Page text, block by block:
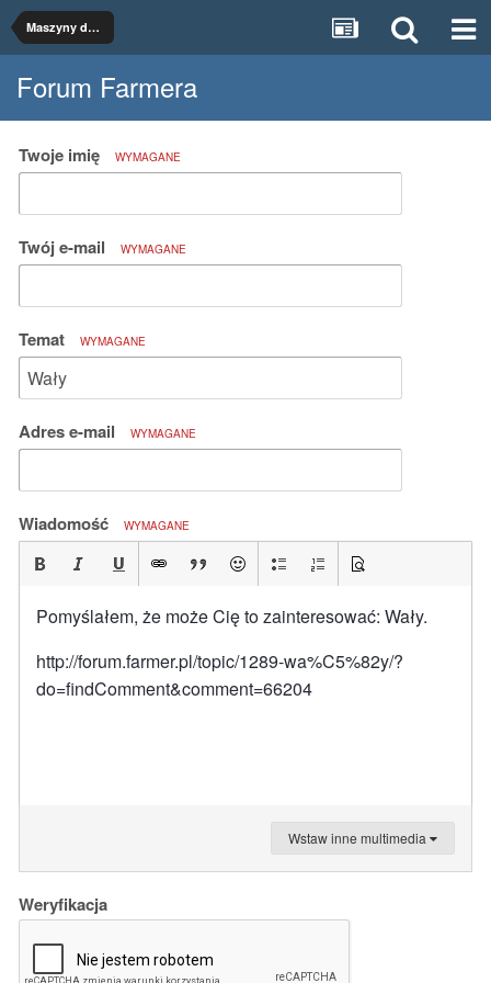
Maszyny do uprawy
Forum Farmera
Twoje imię WYMAGANE
Twój e-mail WYMAGANE
Temat WYMAGANE
Adres e-mail WYMAGANE
Wiadomość WYMAGANE
Pomyślałem, że może Cię to zainteresować: Wały.
http://forum.farmer.pl/topic/1289-wa%C5%82y/?
do=findComment&comment=66204
Wstaw inne multimedia
Weryfikacja